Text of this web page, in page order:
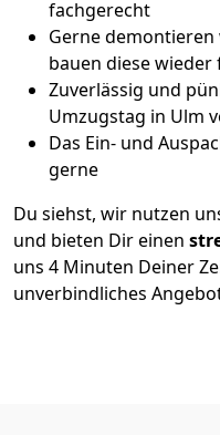
fachgerecht
Gerne
bauen diese
Zuverlässig und
Umzugstag in Ulm
Das Ein- und
gerne
Du siehst, wir nutzen
und bieten Dir einen
uns 4 Minuten Deiner
unverbindliches